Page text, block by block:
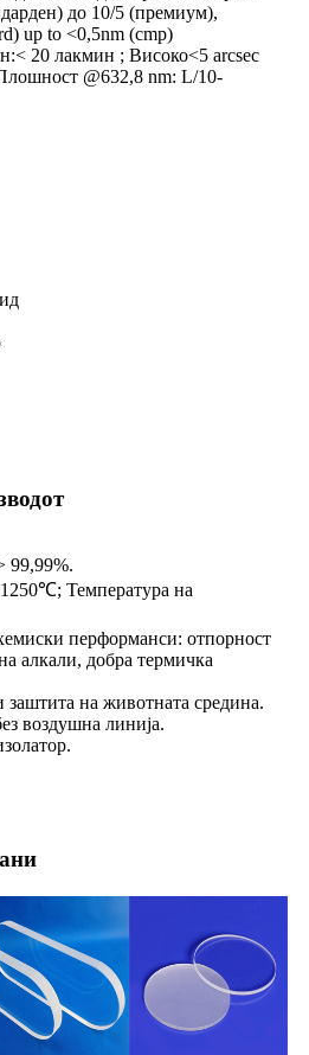
до 10/5 (премиум),
up to <0,5nm (cmp)
20 лакмин ; Високо<5 arcsec
@632,8 nm: L/10-
99,99%.
Температура на
перформанси: отпорност
алкали, добра термичка
заштита на животната средина.
воздушна линија.